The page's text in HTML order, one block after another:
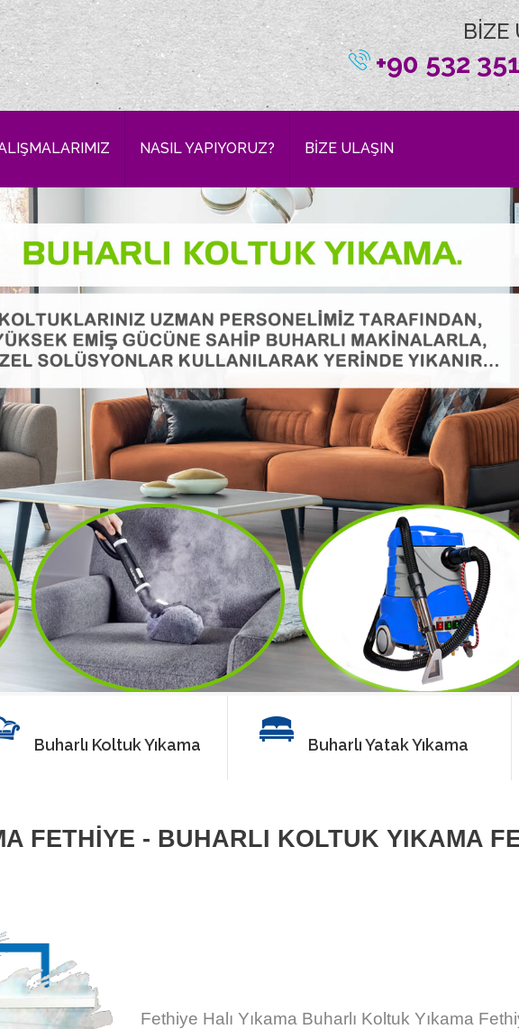
BİZE
+90 532
NASIL YAPIYORUZ? BİZE ULAŞIN
Buharlı Koltuk Yıkama Buharlı Yatak Yıkama
FETHİYE - BUHARLI KOLTUK YIKAMA
Fethiye Halı Yıkama Buharlı Koltuk Yıkama